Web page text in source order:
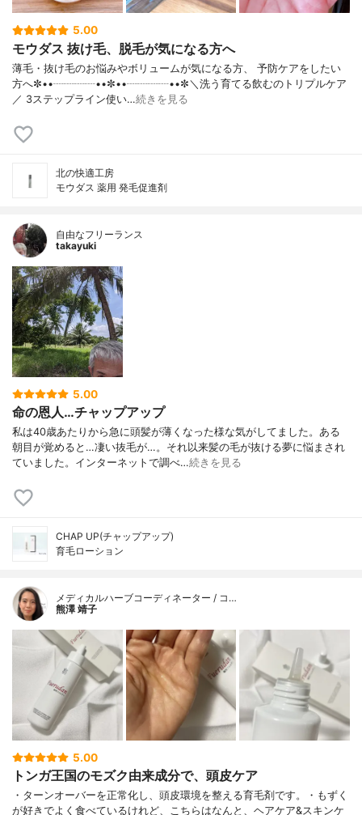
5.00
モウダス 抜け毛、脱毛が気になる方へ
薄毛・抜け毛のお悩みやボリュームが気になる方、 予防ケアをしたい
方へ✼••┈┈┈┈••✼••┈┈┈┈••✼＼洗う育てる飲むのトリプルケア
／ 3ステップライン使い…続きを見る
北の快適工房
モウダス 薬用 発毛促進剤
自由なフリーランス
takayuki
5.00
命の恩人…チャップアップ
私は40歳あたりから急に頭髪が薄くなった様な気がしてました。ある
朝目が覚めると…凄い抜毛が…。それ以来髪の毛が抜ける夢に悩まされ
ていました。インターネットで調べ…続きを見る
CHAP UP(チャップアップ)
育毛ローション
メディカルハーブコーディネーター / コ…
熊澤 靖子
5.00
トンガ王国のモズク由来成分で、頭皮ケア
・ターンオーバーを正常化し、頭皮環境を整える育毛剤です。・もずく
が好きでよく食べているけれど、こちらはなんと、ヘアケア&スキンケ